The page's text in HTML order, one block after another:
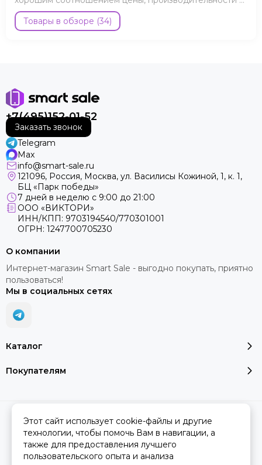
возможностей.
Товары в обзоре (34)
+7(495)152-01-52
Заказать звонок
Telegram
Max
info@smart-sale.ru
121096, Россия, Москва, ул. Василисы Кожиной, 1, к. 1,
БЦ «Парк победы»
7 дней в неделю с 9:00 до 21:00
ООО «ВИКТОРИ»
ИНН/КПП: 9703194540/770301001
ОГРН: 1247700705230
Каталог
Покупателям
О компании
Интернет-магазин Smart Sale - выгодно покупать, приятно
пользоваться!
Мы в социальных сетях
2026 © SMART SALE.Карта сайта
Этот сайт использует cookie-файлы и другие
технологии, чтобы помочь Вам в навигации, а
также для предоставления лучшего
пользовательского опыта и анализа